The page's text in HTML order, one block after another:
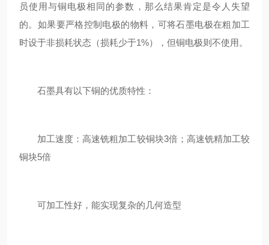
员使用与铜电极相同的参数，那么结果肯定是令人失望
的。如果要严格控制电极的物料，可将石墨电极在粗加工
时设于非损耗状态（损耗少于1%），但铜电极则不使用。
石墨具有以下铜的优质特性：
加工速度：高速铣粗加工较铜块3倍；高速铣精加工较
铜块5倍
可加工性好，能实现复杂的几何造型